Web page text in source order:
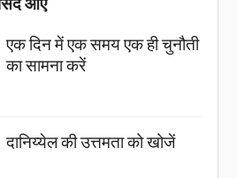
एक दिन में एक समय एक ही चुनौती
का सामना करें
दानिय्येल की उत्तमता को खोजें